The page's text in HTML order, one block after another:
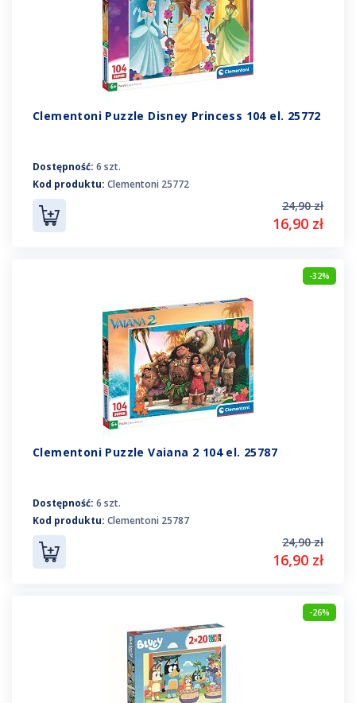
Clementoni Puzzle Disney Princess 104 el. 25772
Dostępność: 6 szt.
Kod produktu: Clementoni 25772
24,90 zł
16,90 zł
-32%
Clementoni Puzzle Vaiana 2 104 el. 25787
Dostępność: 6 szt.
Kod produktu: Clementoni 25787
24,90 zł
16,90 zł
-26%